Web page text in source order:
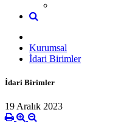
Kurumsal
İdari Birimler
İdari Birimler
19 Aralık 2023